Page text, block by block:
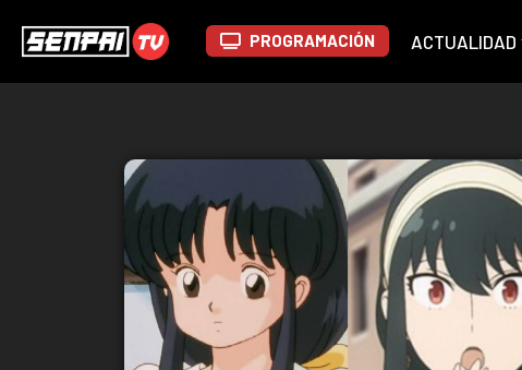
PROGRAMACIÓN ACTUALIDAD